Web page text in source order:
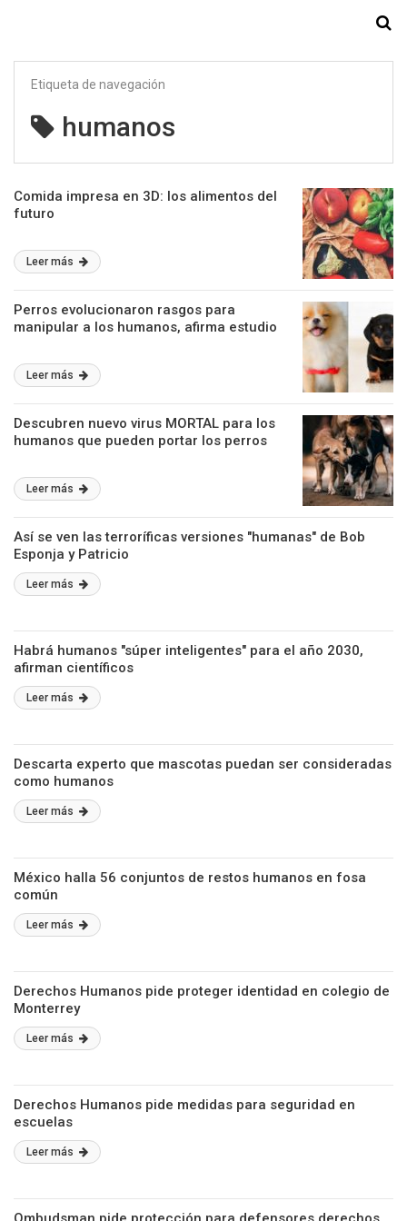
Etiqueta de navegación
humanos
Comida impresa en 3D: los alimentos del
futuro
Leer más
Perros evolucionaron rasgos para
manipular a los humanos, afirma estudio
Leer más
Descubren nuevo virus MORTAL para los
humanos que pueden portar los perros
Leer más
Así se ven las terroríficas versiones "humanas" de Bob
Esponja y Patricio
Leer más
Habrá humanos "súper inteligentes" para el año 2030,
afirman científicos
Leer más
Descarta experto que mascotas puedan ser consideradas
como humanos
Leer más
México halla 56 conjuntos de restos humanos en fosa
común
Leer más
Derechos Humanos pide proteger identidad en colegio de
Monterrey
Leer más
Derechos Humanos pide medidas para seguridad en
escuelas
Leer más